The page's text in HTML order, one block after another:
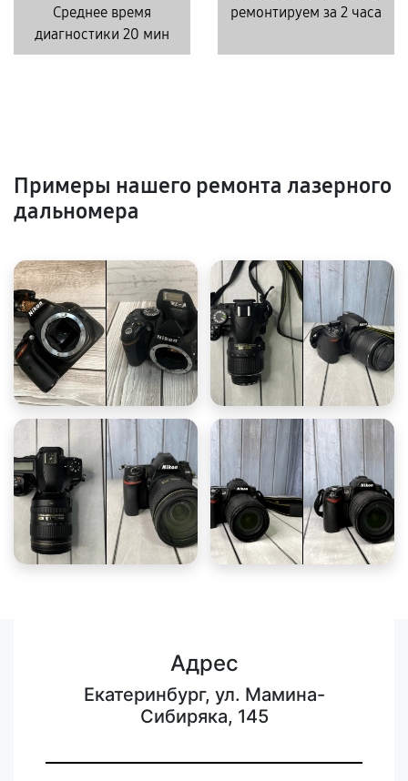
Среднее время
диагностики 20 мин
ремонтируем за 2 часа
Примеры нашего ремонта лазерного
дальномера
Адрес
Екатеринбург, ул. Мамина-
Сибиряка, 145